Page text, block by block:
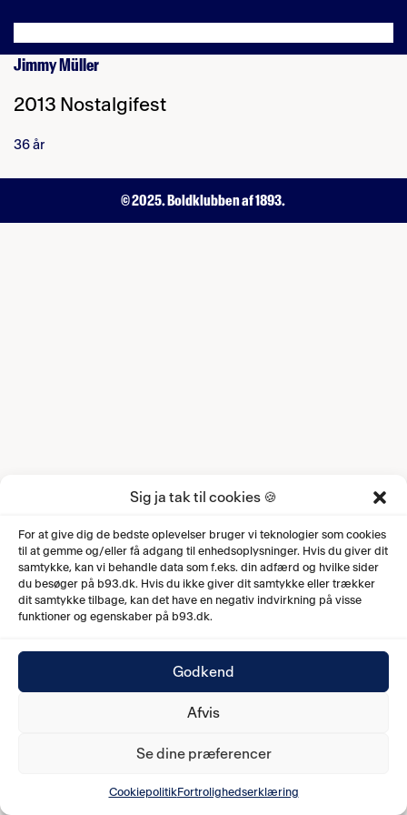
Sig ja tak til cookies 🍪
For at give dig de bedste oplevelser bruger vi teknologier som cookies
til at gemme og/eller få adgang til enhedsoplysninger. Hvis du giver dit
samtykke, kan vi behandle data som f.eks. din adfærd og hvilke sider
du besøger på b93.dk. Hvis du ikke giver dit samtykke eller trækker
dit samtykke tilbage, kan det have en negativ indvirkning på visse
funktioner og egenskaber på b93.dk.
Godkend
Afvis
Se dine præferencer
CookiepolitikFortrolighedserklæring
Jimmy Müller
2013 Nostalgifest
36 år
© 2025. Boldklubben af 1893.